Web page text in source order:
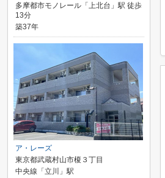
多摩都市モノレール「上北台」駅 徒歩
13分
築37年
ア・レーズ
東京都武蔵村山市榎３丁目
中央線「立川」駅